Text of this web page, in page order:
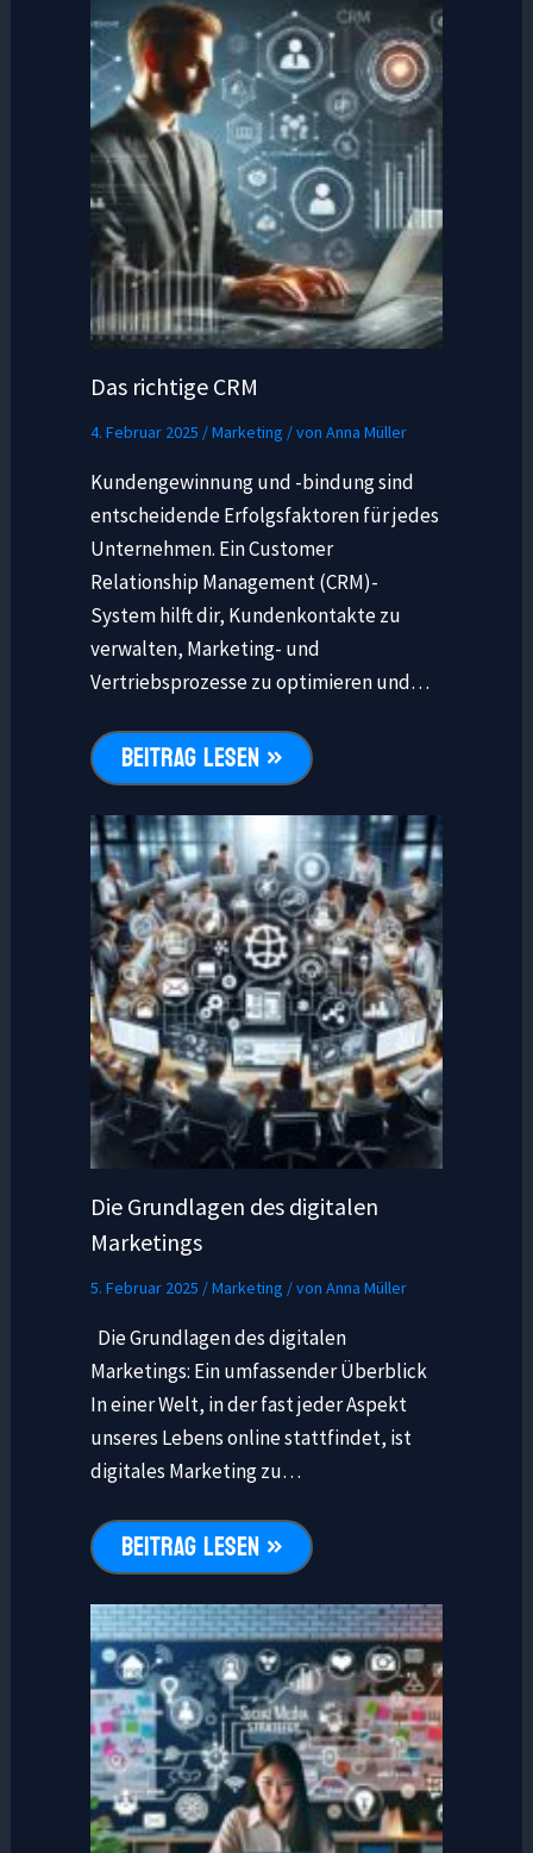
Das richtige CRM
4. Februar 2025 /Marketing / von Anna Müller
Kundengewinnung und -bindung sind
entscheidende Erfolgsfaktoren für jedes
Unternehmen. Ein Customer
Relationship Management (CRM)-
System hilft dir, Kundenkontakte zu
verwalten, Marketing- und
Vertriebsprozesse zu optimieren und…
BEITRAG LESEN »
Die Grundlagen des digitalen
Marketings
5. Februar 2025 /Marketing / von Anna Müller
Die Grundlagen des digitalen
Marketings: Ein umfassender Überblick
In einer Welt, in der fast jeder Aspekt
unseres Lebens online stattfindet, ist
digitales Marketing zu…
BEITRAG LESEN »